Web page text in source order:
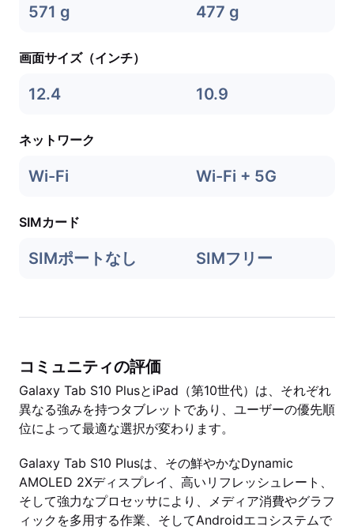
571 g 477 g
画面サイズ（インチ）
12.4 10.9
ネットワーク
Wi-Fi Wi-Fi + 5G
SIMカード
SIMポートなし SIMフリー
コミュニティの評価
Galaxy Tab S10 PlusとiPad（第10世代）は、それぞれ
異なる強みを持つタブレットであり、ユーザーの優先順
位によって最適な選択が変わります。
Galaxy Tab S10 Plusは、その鮮やかなDynamic
AMOLED 2Xディスプレイ、高いリフレッシュレート、
そして強力なプロセッサにより、メディア消費やグラフ
ィックを多用する作業、そしてAndroidエコシステムで